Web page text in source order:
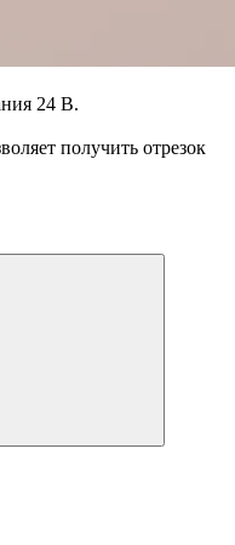
24 В.
получить отрезок